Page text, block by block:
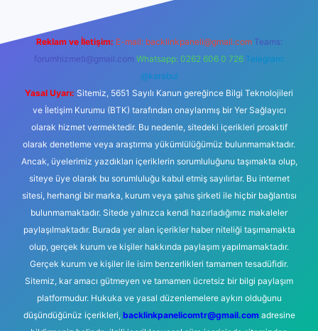
Reklam ve İletişim: E-mail: backlinkpaneli@gmail.com Teams:
forumhizmeti@gmail.com Whatsapp: 0262 606 0 726 Telegram:
@karabul
Yasal Uyarı: Sitemiz, 5651 Sayılı Kanun gereğince Bilgi Teknolojileri
ve İletişim Kurumu (BTK) tarafından onaylanmış bir Yer Sağlayıcı
olarak hizmet vermektedir. Bu nedenle, sitedeki içerikleri proaktif
olarak denetleme veya araştırma yükümlülüğümüz bulunmamaktadır.
Ancak, üyelerimiz yazdıkları içeriklerin sorumluluğunu taşımakta olup,
siteye üye olarak bu sorumluluğu kabul etmiş sayılırlar. Bu internet
sitesi, herhangi bir marka, kurum veya şahıs şirketi ile hiçbir bağlantısı
bulunmamaktadır. Sitede yalnızca kendi hazırladığımız makaleler
paylaşılmaktadır. Burada yer alan içerikler haber niteliği taşımamakta
olup, gerçek kurum ve kişiler hakkında paylaşım yapılmamaktadır.
Gerçek kurum ve kişiler ile isim benzerlikleri tamamen tesadüfidir.
Sitemiz, kar amacı gütmeyen ve tamamen ücretsiz bir bilgi paylaşım
platformudur. Hukuka ve yasal düzenlemelere aykırı olduğunu
düşündüğünüz içerikleri, backlinkpanelicomtr@gmail.comadresine